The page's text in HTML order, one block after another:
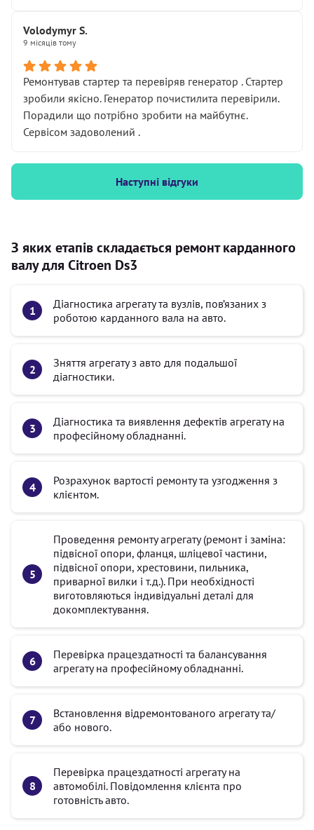
Volodymyr S.
9 місяців тому
Ремонтував стартер та перевіряв генератор . Стартер
зробили якісно. Генератор почистилита перевірили.
Порадили що потрібно зробити на майбутнє.
Сервісом задоволений .
Наступні відгуки
З яких етапів складається ремонт карданного
валу для Citroen Ds3
Діагностика агрегату та вузлів, пов’язаних з
роботою карданного вала на авто.
Зняття агрегату з авто для подальшої
діагностики.
Діагностика та виявлення дефектів агрегату на
професійному обладнанні.
Розрахунок вартості ремонту та узгодження з
клієнтом.
Проведення ремонту агрегату (ремонт і заміна:
підвісної опори, фланця, шліцевої частини,
підвісної опори, хрестовини, пильника,
приварної вилки і т.д.). При необхідності
виготовляються індивідуальні деталі для
докомплектування.
Перевірка працездатності та балансування
агрегату на професійному обладнанні.
Встановлення відремонтованого агрегату та/
або нового.
Перевірка працездатності агрегату на
автомобілі. Повідомлення клієнта про
готовність авто.